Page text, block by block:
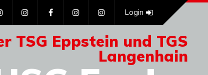
TSG Eppstein und TGS
Langenhain
Login